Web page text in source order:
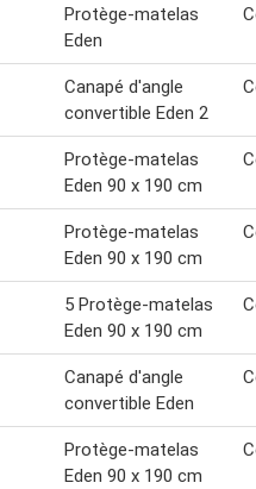
Protège-matelas
Eden
Canapé d'angle
convertible Eden 2
Protège-matelas
Eden 90 x 190 cm
Protège-matelas
Eden 90 x 190 cm
5 Protège-matelas
Eden 90 x 190 cm
Canapé d'angle
convertible Eden
Protège-matelas
Eden 90 x 190 cm